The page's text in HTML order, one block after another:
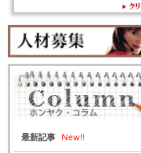
最新記事 New!!